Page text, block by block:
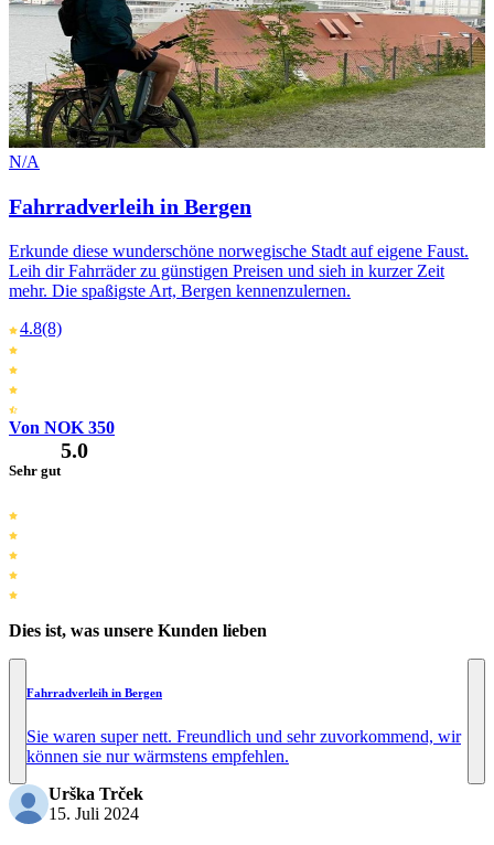
N/A
Fahrradverleih in Bergen
Erkunde diese wunderschöne norwegische Stadt auf eigene Faust.
Leih dir Fahrräder zu günstigen Preisen und sieh in kurzer Zeit
mehr. Die spaßigste Art, Bergen kennenzulernen.
4.8(8)
Von NOK 350
Sehr gut
5.0
Dies ist, was unsere Kunden lieben
Fahrradverleih in Bergen
Sie waren super nett. Freundlich und sehr zuvorkommend, wir
können sie nur wärmstens empfehlen.
Urška Trček
15. Juli 2024